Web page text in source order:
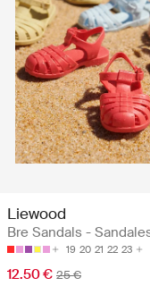
Liewood
Bre Sandals -
19 20 21 22 23
12.50 € 25 €